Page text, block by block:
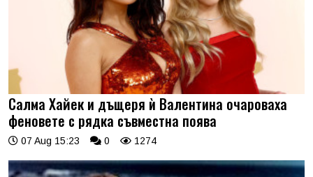
Салма Хайек и дъщеря ѝ Валентина очароваха
феновете с рядка съвместна поява
07 Aug 15:23 0 1274